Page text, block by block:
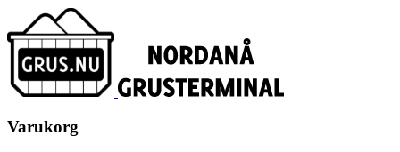
Varukorg